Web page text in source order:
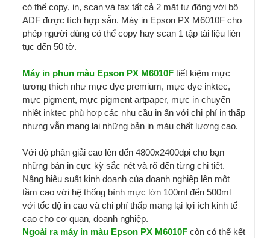
có thể copy, in, scan và fax tất cả 2 mặt tự động với bộ
ADF được tích hợp sẵn. Máy in Epson PX M6010F cho
phép người dùng có thể copy hay scan 1 tập tài liệu liên
tục đến 50 tờ.
Máy in phun màu Epson PX M6010F tiết kiệm mực
tương thích như mực dye premium, mực dye inktec,
mực pigment, mực pigment artpaper, mực in chuyển
nhiệt inktec phù hợp các nhu cầu in ấn với chi phí in thấp
nhưng vẫn mang lại những bản in màu chất lượng cao.
Với độ phân giải cao lên đến 4800x2400dpi cho bạn
những bản in cực kỳ sắc nét và rõ đến từng chi tiết.
Nâng hiệu suất kinh doanh của doanh nghiệp lên một
tầm cao với hệ thống bình mực lớn 100ml đến 500ml
với tốc độ in cao và chi phí thấp mang lại lợi ích kinh tế
cao cho cơ quan, doanh nghiệp.
Ngoài ra máy in màu Epson PX M6010F còn có thể kết